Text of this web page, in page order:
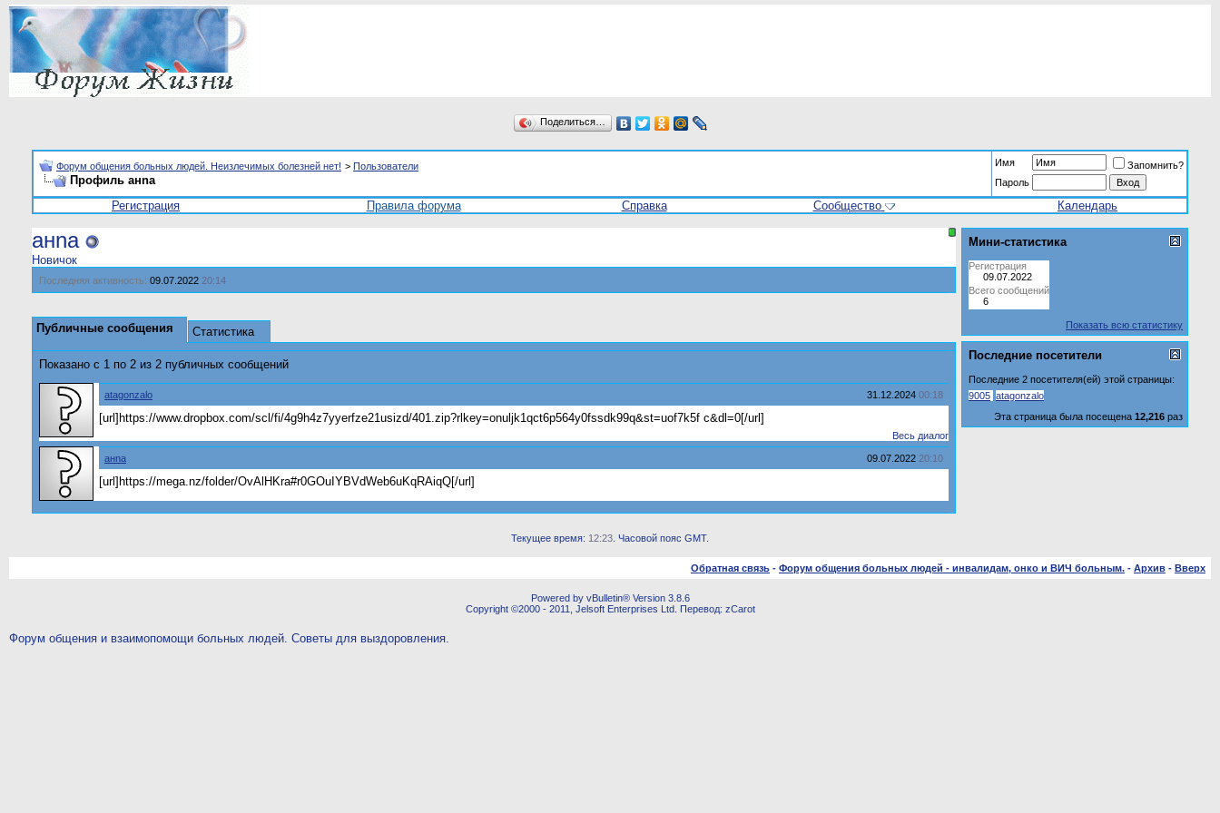
Поделиться…
Форум общения больных людей. Неизлечимых болезней нет! > Пользователи
Профиль анnа
Имя
Запомнить?
Пароль
Регистрация Правила форума Справка Сообщество Календарь
анnа
Новичок
Последняя активность: 09.07.2022 20:14
Публичные сообщения Статистика
Показано с 1 по 2 из 2 публичных сообщений
31.12.2024 00:18
atagonzalo
[url]https://www.dropbox.com/scl/fi/4g9h4z7yyerfze21usizd/401.zip?rlkey=onuljk1qct6p564y0fssdk99q&st=uof7k5f c&dl=0[/url]
Весь диалог
09.07.2022 20:10
анnа
[url]https://mega.nz/folder/OvAlHKra#r0GOuIYBVdWeb6uKqRAiqQ[/url]
Мини-статистика
Регистрация
09.07.2022
Всего сообщений
6
Показать всю статистику
Последние посетители
Последние 2 посетителя(ей) этой страницы:
9005 atagonzalo
Эта страница была посещена 12,216 раз
Текущее время: 12:23 . Часовой пояс GMT.
Обратная связь - Форум общения больных людей - инвалидам, онко и ВИЧ больным. - Архив - Вверх
Powered by vBulletin® Version 3.8.6
Copyright ©2000 - 2011, Jelsoft Enterprises Ltd. Перевод: zCarot
Форум общения и взаимопомощи больных людей. Советы для выздоровления.